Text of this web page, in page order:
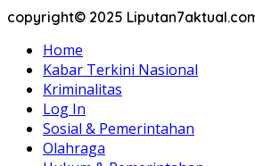
copyright© 2025
Home
Kabar Terkini Nasional
Kriminalitas
Log In
Sosial & Pemerintahan
Olahraga